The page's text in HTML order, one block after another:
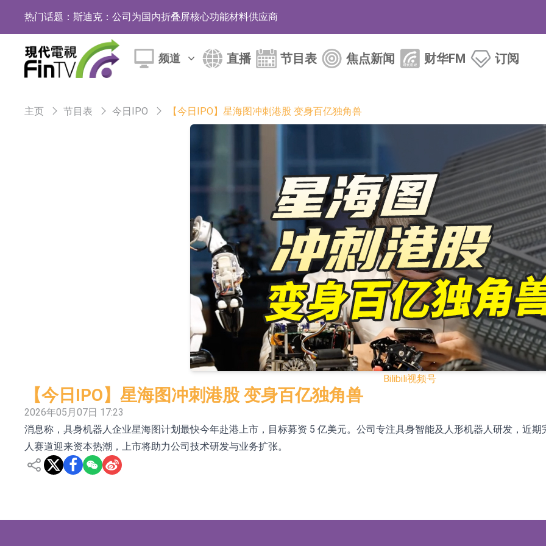
热门话题： 斯迪克：公司为国内折叠屏核心功能材料供应商
恒瑞医药：公司已在中国获批上市26款1类创新药、6款2类新药
聚辰股份：公司VPD芯片已顺利通过目标客户的测试认证
特发服务：成功中标哔哩哔哩上海滨江总部物业服务项目
理工雷科面向边缘AI场景推出"山海"系列智算模组 系列产品基于国产CPU与GPU构建
【异动股】医疗研发外包板块拉升，博腾股份(300363.CN)涨20.02%
依米康：海外交付以东南亚、中东市场为主 并已取得欧美相关认证
上交所：财通多策略福鑫定期开放灵活配置混合型发起式证券投资基金临时停牌
上交所：景顺长城全球半导体芯片产业股票型证券投资基金临时停牌
【异动股】港股跌幅榜前十，卡森国际(00496.HK)跌22.40%，九福来(08611.HK)跌21.01%
【异动股】港股涨幅榜前十，拿森科技(02261.HK)涨+75.05%，辰兴发展(02286.HK)涨+64.91%
神火股份：新疆神火铝水转化率已100%
浙江证监局对财通证券股份有限公司采取出具警示函措施
山金国际：港股上市工作正常推进中
【异动股】港股跌幅榜前十，九福来(08611.HK)跌21.43%，天瑞汽车内饰(06162.HK)跌18.44%
频道 直播 节目表 焦点新闻 财华FM 订阅
主页 节目表 今日IPO 【今日IPO】星海图冲刺港股 变身百亿独角兽
Bilibili视频号
【今日IPO】星海图冲刺港股 变身百亿独角兽
2026年05月07日 17:23
消息称，具身机器人企业星海图计划最快今年赴港上市，目标募资 5 亿美元。公司专注具身智能及人形机器人研发，近
人赛道迎来资本热潮，上市将助力公司技术研发与业务扩张。